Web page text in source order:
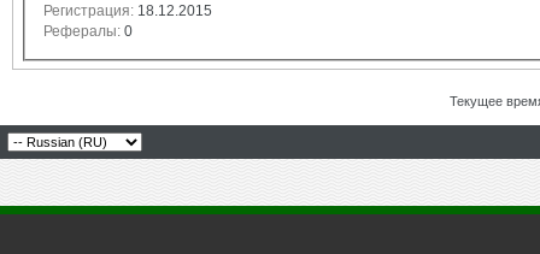
Регистрация: 18.12.2015
Рефералы: 0
Текущее